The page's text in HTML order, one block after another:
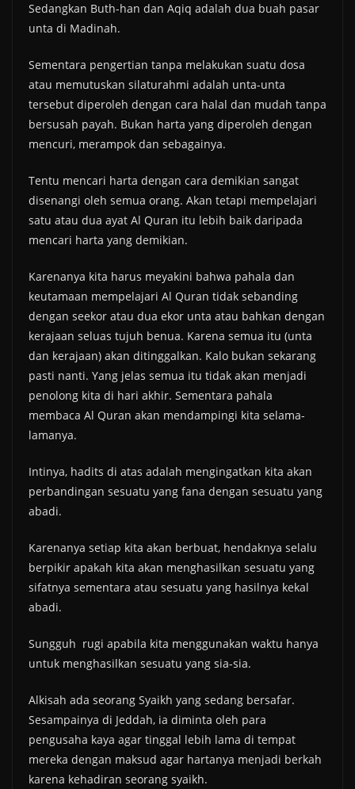
Sedangkan Buth-han dan Aqiq adalah dua buah pasar
unta di Madinah.
Sementara pengertian tanpa melakukan suatu dosa
atau memutuskan silaturahmi adalah unta-unta
tersebut diperoleh dengan cara halal dan mudah tanpa
bersusah payah. Bukan harta yang diperoleh dengan
mencuri, merampok dan sebagainya.
Tentu mencari harta dengan cara demikian sangat
disenangi oleh semua orang. Akan tetapi mempelajari
satu atau dua ayat Al Quran itu lebih baik daripada
mencari harta yang demikian.
Karenanya kita harus meyakini bahwa pahala dan
keutamaan mempelajari Al Quran tidak sebanding
dengan seekor atau dua ekor unta atau bahkan dengan
kerajaan seluas tujuh benua. Karena semua itu (unta
dan kerajaan) akan ditinggalkan. Kalo bukan sekarang
pasti nanti. Yang jelas semua itu tidak akan menjadi
penolong kita di hari akhir. Sementara pahala
membaca Al Quran akan mendampingi kita selama-
lamanya.
Intinya, hadits di atas adalah mengingatkan kita akan
perbandingan sesuatu yang fana dengan sesuatu yang
abadi.
Karenanya setiap kita akan berbuat, hendaknya selalu
berpikir apakah kita akan menghasilkan sesuatu yang
sifatnya sementara atau sesuatu yang hasilnya kekal
abadi.
Sungguh rugi apabila kita menggunakan waktu hanya
untuk menghasilkan sesuatu yang sia-sia.
Alkisah ada seorang Syaikh yang sedang bersafar.
Sesampainya di Jeddah, ia diminta oleh para
pengusaha kaya agar tinggal lebih lama di tempat
mereka dengan maksud agar hartanya menjadi berkah
karena kehadiran seorang syaikh.